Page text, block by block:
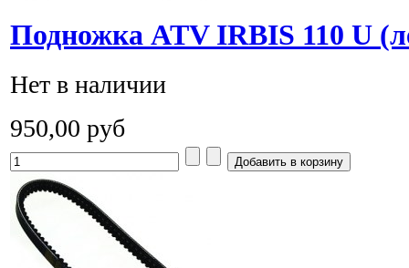
Подножка ATV IRBIS 110 U
Нет в наличии
950,00 руб